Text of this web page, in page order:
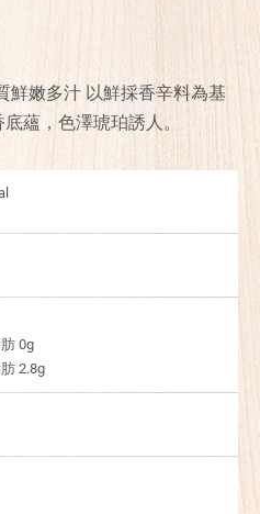
鮮嫩多汁 以鮮採香辛料為基
蘊，色澤琥珀誘人。
0g
2.8g